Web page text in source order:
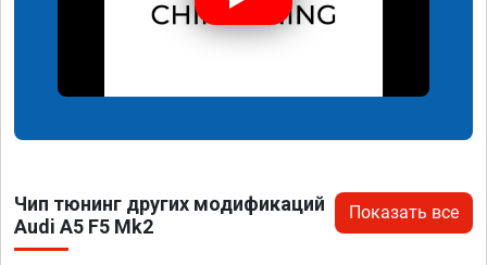
Чип тюнинг других модификаций
Audi A5 F5 Mk2
Показать все